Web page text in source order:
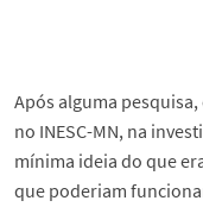
Após alguma
no INESC-MN, na
mínima ideia do que
que poderiam